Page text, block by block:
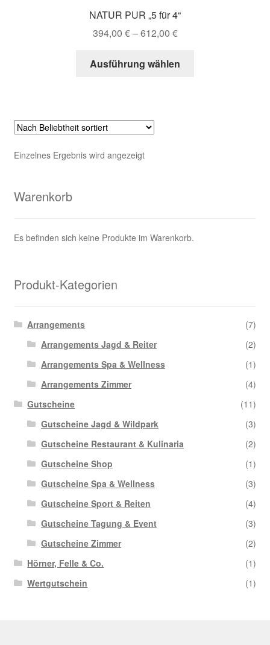
NATUR PUR „5 für 4“
394,00 €–612,00 €
Ausführung wählen
gewählt
Einzelnes Ergebnis wird angezeigt
Warenkorb
Es befinden sich keine Produkte im Warenkorb.
Produkt-Kategorien
Arrangements
(7)
Arrangements Jagd & Reiter
(2)
Arrangements Spa & Wellness
(1)
Arrangements Zimmer
(4)
Gutscheine
(11)
Gutscheine Jagd & Wildpark
(3)
Gutscheine Restaurant & Kulinaria
(2)
Gutscheine Shop
(1)
Gutscheine Spa & Wellness
(3)
Gutscheine Sport & Reiten
(4)
Gutscheine Tagung & Event
(3)
Gutscheine Zimmer
(2)
Hörner, Felle & Co.
(1)
Wertgutschein
(1)